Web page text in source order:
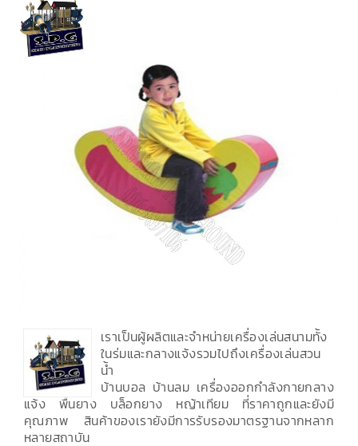
เราเป็นผู้ผลิตและจำหน่ายเครื่องเล่นสนามทั้ง
ในร่มและกลางแจ้งรวมไปถึงเครื่องเล่นสวน
น้ำ
บ้านบอล บ้านลม เครื่องออกกำลังกายกลาง
แจ้ง พื้นยาง บล็อกยาง หญ้าเทียม ที่ราคาถูกและยังมี
คุณภาพ สินค้าของเรายังมีการรับรองมาตรฐานจากหลาก
หลายสถาบัน